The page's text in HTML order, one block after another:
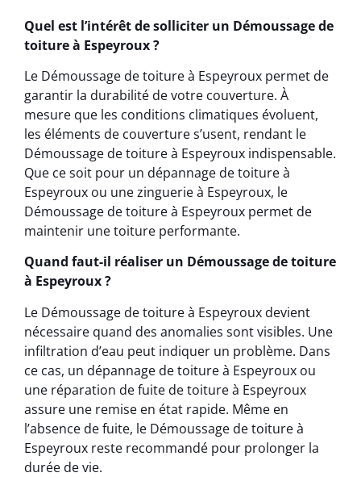
Quel est l’intérêt de solliciter un Démoussage de
toiture à Espeyroux ?
Le Démoussage de toiture à Espeyroux permet de
garantir la durabilité de votre couverture. À
mesure que les conditions climatiques évoluent,
les éléments de couverture s’usent, rendant le
Démoussage de toiture à Espeyroux indispensable.
Que ce soit pour un dépannage de toiture à
Espeyroux ou une zinguerie à Espeyroux, le
Démoussage de toiture à Espeyroux permet de
maintenir une toiture performante.
Quand faut-il réaliser un Démoussage de toiture
à Espeyroux ?
Le Démoussage de toiture à Espeyroux devient
nécessaire quand des anomalies sont visibles. Une
infiltration d’eau peut indiquer un problème. Dans
ce cas, un dépannage de toiture à Espeyroux ou
une réparation de fuite de toiture à Espeyroux
assure une remise en état rapide. Même en
l’absence de fuite, le Démoussage de toiture à
Espeyroux reste recommandé pour prolonger la
durée de vie.